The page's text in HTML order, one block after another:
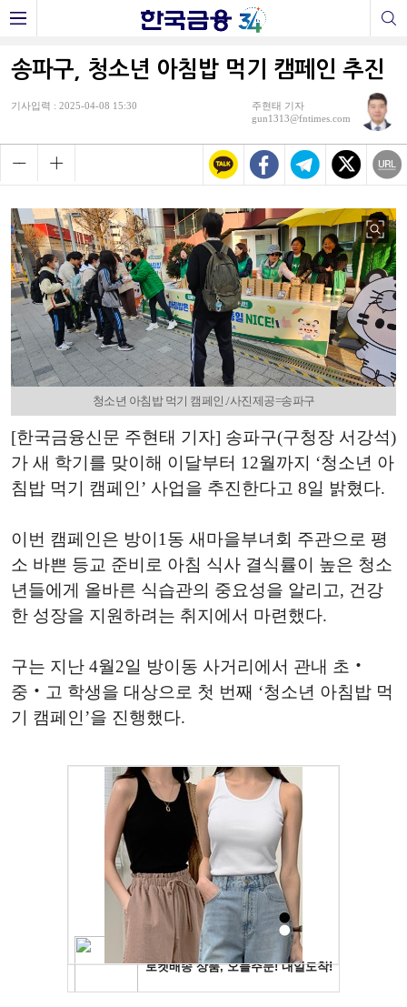
송파구, 청소년 아침밥 먹기 캠페인 추진
기사입력 : 2025-04-08 15:30
주현태 기자
gun1313@fntimes.com
청소년 아침밥 먹기 캠페인./사진제공=송파구
[한국금융신문 주현태 기자] 송파구(구청장 서강석)
가 새 학기를 맞이해 이달부터 12월까지 ‘청소년 아
침밥 먹기 캠페인’ 사업을 추진한다고 8일 밝혔다.
이번 캠페인은 방이1동 새마을부녀회 주관으로 평
소 바쁜 등교 준비로 아침 식사 결식률이 높은 청소
년들에게 올바른 식습관의 중요성을 알리고, 건강
한 성장을 지원하려는 취지에서 마련했다.
구는 지난 4월2일 방이동 사거리에서 관내 초‧
중‧고 학생을 대상으로 첫 번째 ‘청소년 아침밥 먹
기 캠페인’을 진행했다.